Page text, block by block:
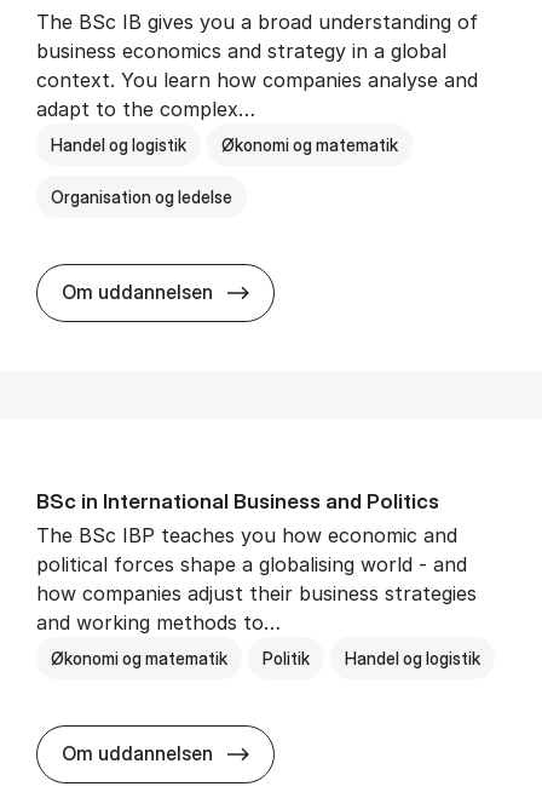
The BSc IB gives you a broad understanding of
business economics and strategy in a global
context. You learn how companies analyse and
adapt to the complex…
Handel og logistik Økonomi og matematik
Organisation og ledelse
Om uddannelsen BSc in In­ter­na­tion­al Busi­ness
BSc in In­ter­na­tion­al Busi­ness and Polit­ics
The BSc IBP teaches you how economic and
political forces shape a globalising world - and
how companies adjust their business strategies
and working methods to…
Økonomi og matematik Politik Handel og logistik
Om uddannelsen BSc in In­ter­na­tion­al Busi­ness